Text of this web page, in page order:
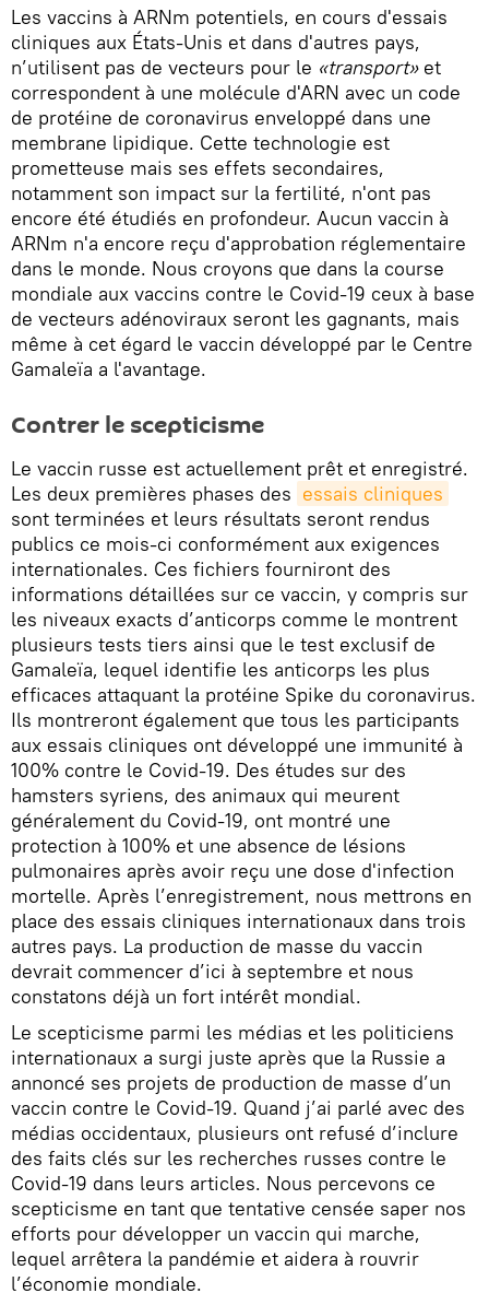
Les vaccins à ARNm potentiels, en cours d'essais
cliniques aux États-Unis et dans d'autres pays,
n’utilisent pas de vecteurs pour le «transport»et
correspondent à une molécule d'ARN avec un code
de protéine de coronavirus enveloppé dans une
membrane lipidique. Cette technologie est
prometteuse mais ses effets secondaires,
notamment son impact sur la fertilité, n'ont pas
encore été étudiés en profondeur. Aucun vaccin à
ARNm n'a encore reçu d'approbation réglementaire
dans le monde. Nous croyons que dans la course
mondiale aux vaccins contre le Covid-19 ceux à base
de vecteurs adénoviraux seront les gagnants, mais
même à cet égard le vaccin développé par le Centre
Gamaleïa a l'avantage.
Contrer le scepticisme
Le vaccin russe est actuellement prêt et enregistré.
Les deux premières phases des essais cliniques
sont terminées et leurs résultats seront rendus
publics ce mois-ci conformément aux exigences
internationales. Ces fichiers fourniront des
informations détaillées sur ce vaccin, y compris sur
les niveaux exacts d’anticorps comme le montrent
plusieurs tests tiers ainsi que le test exclusif de
Gamaleïa, lequel identifie les anticorps les plus
efficaces attaquant la protéine Spike du coronavirus.
Ils montreront également que tous les participants
aux essais cliniques ont développé une immunité à
100% contre le Covid-19. Des études sur des
hamsters syriens, des animaux qui meurent
généralement du Covid-19, ont montré une
protection à 100% et une absence de lésions
pulmonaires après avoir reçu une dose d'infection
mortelle. Après l’enregistrement, nous mettrons en
place des essais cliniques internationaux dans trois
autres pays. La production de masse du vaccin
devrait commencer d’ici à septembre et nous
constatons déjà un fort intérêt mondial.
Le scepticisme parmi les médias et les politiciens
internationaux a surgi juste après que la Russie a
annoncé ses projets de production de masse d’un
vaccin contre le Covid-19. Quand j’ai parlé avec des
médias occidentaux, plusieurs ont refusé d’inclure
des faits clés sur les recherches russes contre le
Covid-19 dans leurs articles. Nous percevons ce
scepticisme en tant que tentative censée saper nos
efforts pour développer un vaccin qui marche,
lequel arrêtera la pandémie et aidera à rouvrir
l’économie mondiale.